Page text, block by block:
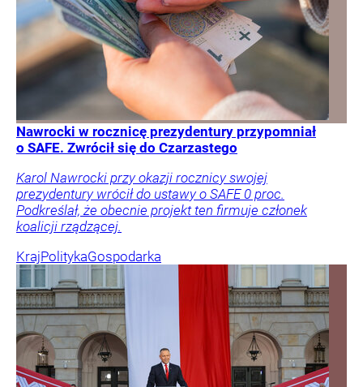
Nawrocki w rocznicę prezydentury przypomniał
o SAFE. Zwrócił się do Czarzastego
Karol Nawrocki przy okazji rocznicy swojej
prezydentury wrócił do ustawy o SAFE 0 proc.
Podkreślał, że obecnie projekt ten firmuje członek
koalicji rządzącej.
KrajPolitykaGospodarka